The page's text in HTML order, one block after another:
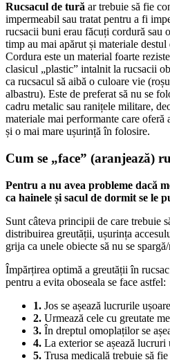
Rucsacul de tură ar trebuie să fie
impermeabil sau tratat pentru a fi
rucsacii buni erau făcuți cordură sau
timp au mai apărut și materiale
Cordura este un material foarte
clasicul „plastic” intalnit la rucsacii
ca rucsacul să aibă o culoare vie
albastru). Este de preferat să nu se
cadru metalic sau ranițele militare,
materiale mai performante care
și o mai mare ușurință în folosire.
Cum se „face” (aranjează)
Pentru a nu avea probleme dacă
ca hainele și sacul de dormit se le
Sunt câteva principii de care trebuie
distribuirea greutății, ușurința
grija ca unele obiecte să nu se
Împărțirea optimă a greutății în
pentru a evita oboseala se face astfel:
1. Jos se așează lucrurile
2. Urmează cele cu greutate
3. În dreptul omoplaților se
4. La exterior se așează lucruri
5. Trusa medicală trebuie să